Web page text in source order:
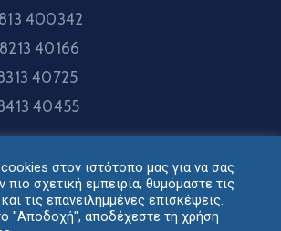
400342
40166
40725
40455
μαζί μας
στον ιστότοπο μας για να σας
σχετική εμπειρία, θυμόμαστε τις
τις επανειλημμένες επισκέψεις.
"Αποδοχή", αποδέχεστε τη χρήση